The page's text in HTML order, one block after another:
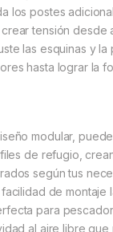
estacas y
Multi Tarp XL
x 235 cm
80 cm x 28 cm.
estacas y postes.
Conecte ambos
de que elclip de
Coloque el
el ojal metálico del
los postes
tensión desde